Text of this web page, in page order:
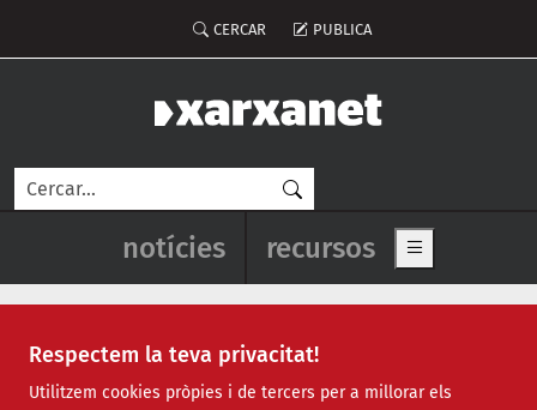
Respectem la teva privacitat!
Utilitzem cookies pròpies i de tercers per a millorar els
Menú del compte d'usuari
CERCAR PUBLICA
Cerca
Navegació principal de
notícies recursos Show main
seguretat social